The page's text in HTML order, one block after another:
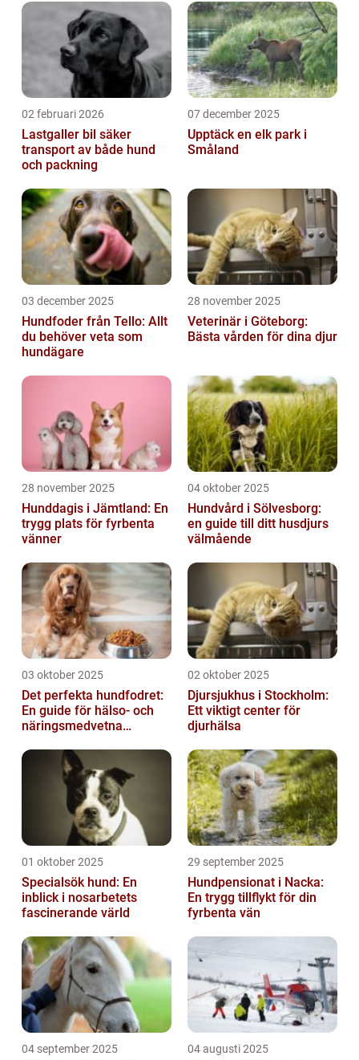
kvantitativa mätningar fö...
02 februari 2026
Lastgaller bil säker
transport av både hund
och packning
07 december 2025
Upptäck en elk park i
Småland
03 december 2025
Hundfoder från Tello: Allt
du behöver veta som
hundägare
28 november 2025
Veterinär i Göteborg:
Bästa vården för dina djur
28 november 2025
Hunddagis i Jämtland: En
trygg plats för fyrbenta
vänner
04 oktober 2025
Hundvård i Sölvesborg:
en guide till ditt husdjurs
välmående
03 oktober 2025
Det perfekta hundfodret:
En guide för hälso- och
näringsmedvetna
02 oktober 2025
Djursjukhus i Stockholm:
Ett viktigt center för
djurhälsa
01 oktober 2025
Specialsök hund: En
inblick i nosarbetets
fascinerande värld
29 september 2025
Hundpensionat i Nacka:
En trygg tillflykt för din
fyrbenta vän
04 september 2025 04 augusti 2025